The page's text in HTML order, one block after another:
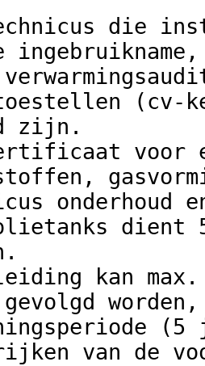
die
(cv-
zijn.
voor
onderhoud
dient
kan
van de